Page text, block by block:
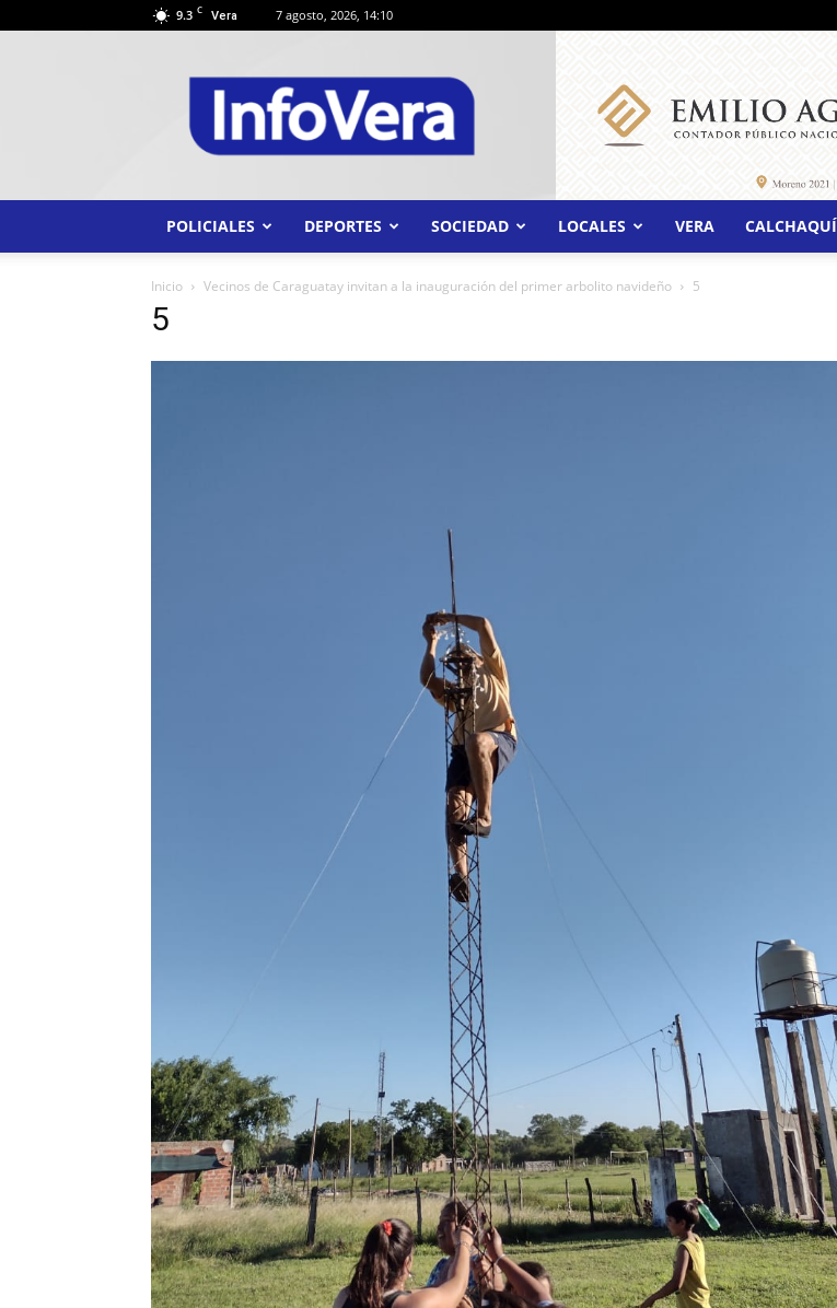
9.3 C Vera 7 agosto, 2026, 14:10
INFO
VERA
POLICIALES DEPORTES SOCIEDAD LOCALES VERA CALCHAQUÍ
Inicio Vecinos de Caraguatay invitan a la inauguración del primer arbolito navideño 5
5